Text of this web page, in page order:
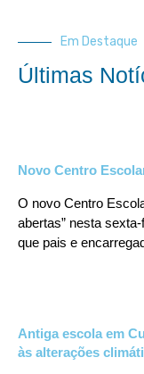
Em Destaque
Últimas
Novo Centro
O novo Centro
abertas” nesta
que pais e
Antiga escola em
às alterações